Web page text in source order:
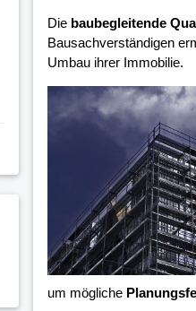
Die baubegleitende
Bausachverständigen
Umbau ihrer Immobilie.
um mögliche